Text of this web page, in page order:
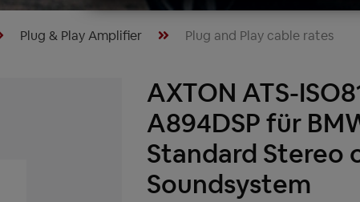
Plug & Play Amplifier Plug and Play cable rates
AXTON ATS-
A894DSP für
Standard Stereo
Soundsystem